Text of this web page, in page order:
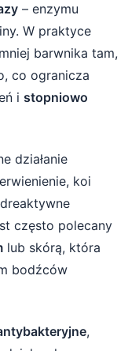
– enzymu
W praktyce
barwnika tam,
co ogranicza
i stopniowo
działanie
koi
często polecany
lub skórą, która
bodźców
,